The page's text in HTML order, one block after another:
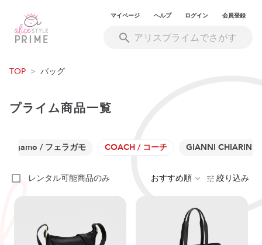
マイページ ヘルプ ログイン 会員登録
TOP > バッグ
プライム商品一覧
/ フェラガモ COACH / コーチ GIANNI CHIARINI /
レンタル可能商品のみ おすすめ順 絞り込み